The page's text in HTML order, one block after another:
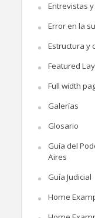
Entrevistas
Error en la
Estructura y
Featured
Full width
Galerías
Glosario
Guía del
Aires
Guía Judicial
Home